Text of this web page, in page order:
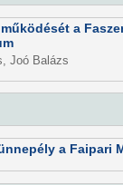
a
Joó Balázs
a Faipari